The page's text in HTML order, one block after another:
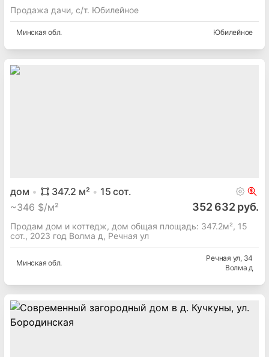
Продажа дачи, с/т. Юбилейное
Минская обл. Юбилейное
дом 347.2 м² 15 сот.
~346 $/м² 352 632 руб.
Продам дом и коттедж, дом общая площадь: 347.2м², 15
сот., 2023 год Волма д, Речная ул
Минская обл.
Речная ул, 34
Волма д